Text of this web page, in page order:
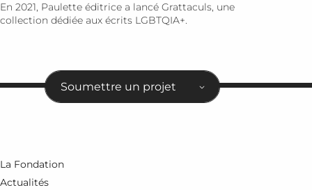
En 2021, Paulette éditrice a lancé Grattaculs, une
collection dédiée aux écrits LGBTQIA+.
Soumettre un projet
La Fondation
Actualités